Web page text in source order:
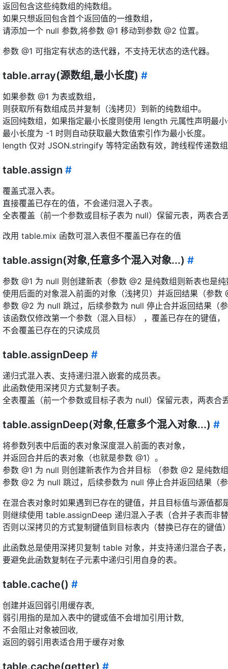
返回包含这些纯数组的纯数组。
如果只想返回包含首个返回值的一维数组，
请添加一个 null 参数,将参数 @1 移动到参数 @2 位置。
参数 @1 可指定有状态的迭代器，不支持无状态的迭代器。
table.array(源数组,最小长度) #
如果参数 @1 为表或数组，
则获取所有数组成员并复制（浅拷贝）到新的纯数组中。
返回纯数组，如果指定最小长度则使用 length 元属性声明最
最小长度为 -1 时则自动获取最大数值索引作为最小长度。
length 仅对 JSON.stringify 等特定函数有效，跨线程传递数
table.assign #
覆盖式混入表。
直接覆盖已存在的值，不会递归混入子表。
全表覆盖（前一个参数或目标子表为 null）保留元表，两表合
改用 table.mix 函数可混入表但不覆盖已存在的值
table.assign(对象,任意多个混入对象...) #
参数 @1 为 null 则创建新表（参数 @2 是纯数组则新表也是
使用后面的对象混入前面的对象（浅拷贝）并返回结果（参数
参数 @2 为 null 跳过，后续参数为 null 停止合并返回结果（
该函数仅修改第一个参数（混入目标） ，覆盖已存在的键值，
不会覆盖已存在的只读成员
table.assignDeep #
递归式混入表、支持递归混入嵌套的成员表。
此函数使用深拷贝方式复制子表。
全表覆盖（前一个参数或目标子表为 null）保留元表，两表合
table.assignDeep(对象,任意多个混入对象...) #
将参数列表中后面的表对象深度混入前面的表对象，
并返回合并后的表对象（也就是参数 @1）。
参数 @1 为 null 则创建新表作为合并目标 （参数 @2 是纯数
参数 @2 为 null 跳过，后续参数为 null 停止合并返回结果（
在混合表对象时如果遇到已存在的键值，并且目标值与源值都
则继续使用 table.assignDeep 递归混入子表（合并子表而非
否则以深拷贝的方式复制键值到目标表内（替换已存在的键值
此函数总是使用深拷贝复制 table 对象，并支持递归混合子表
要避免此函数复制在子元素中递归引用自身的表。
table.cache() #
创建并返回弱引用缓存表,
弱引用指的是加入表中的键或值不会增加引用计数,
不会阻止对象被回收,
返回的弱引用表适合用于缓存对象
table.cache(getter) #